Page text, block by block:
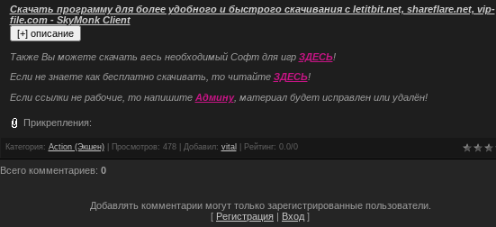
Скачать программу для более удобного и быстрого скачивания с letitbit.net, shareflare.net, vip-
file.com - SkyMonk Client
Также Вы можете скачать весь необходимый Софт для игр ЗДЕСЬ!
Если не знаете как бесплатно скачивать, то читайте ЗДЕСЬ!
Если ссылки не рабочие, то напишите Админу, материал будет исправлен или удалён!
Прикрепления:
Категория : Action (Экшен)| Просмотров: 478 | Добавил: vital Рейтинг: 0.0/0
Всего комментариев: 0
Добавлять комментарии могут только зарегистрированные пользователи.
[ Регистрация | Вход ]